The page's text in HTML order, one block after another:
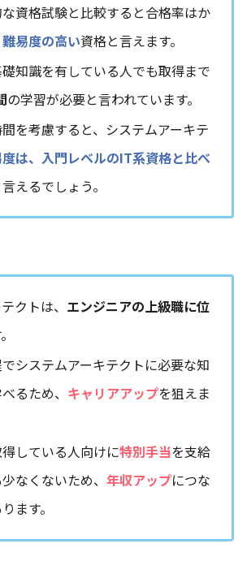
資格試験と比較すると合格率はか
難易度の高い資格と言えます。
知識を有している人でも取得まで
の学習が必要と言われています。
を考慮すると、システムアーキテ
は、入門レベルのIT系資格と比べ
言えるでしょう。
クトは、 エンジニアの上級職に位
システムアーキテクトに必要な知
るため、 キャリアアップを狙えま
している人向けに特別手当を支給
なくないため、 年収アップにつな
ます。